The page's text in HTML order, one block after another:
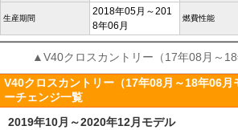
生産期間
2018年05月～201
8年06月
燃費性能
▲V40クロスカントリー（17年08月～
V40クロスカントリー（17年08月～18年06月
ーチェンジ一覧
2019年10月～2020年12月モデル